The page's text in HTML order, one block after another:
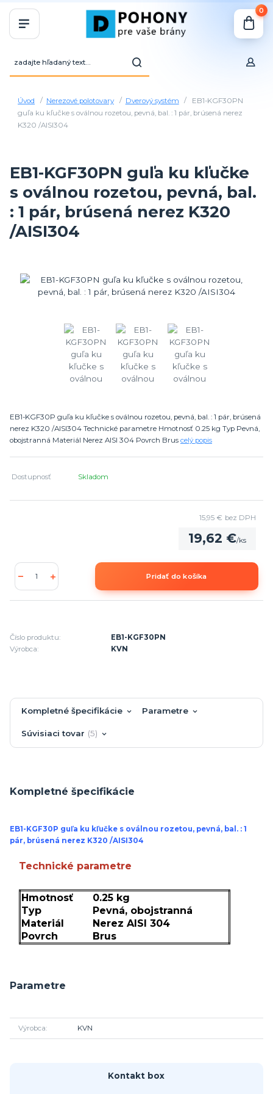
0
Úvod Nerezové polotovary Dverový systém
EB1-KGF30PN
guľa ku kľučke s oválnou rozetou, pevná, bal. : 1 pár, brúsená nerez
K320 /AISI304
EB1-KGF30PN guľa ku kľučke
s oválnou rozetou, pevná, bal.
: 1 pár, brúsená nerez K320
/AISI304
EB1-KGF30P guľa ku kľučke s oválnou rozetou, pevná, bal. : 1 pár, brúsená
nerez K320 /AISI304 Technické parametre Hmotnosť 0.25 kg Typ Pevná,
obojstranná Materiál Nerez AISI 304 Povrch Brus celý popis
Dostupnosť Skladom
19,62 €/ks
15,95 € bez DPH
Pridať do košíka
Číslo produktu:
EB1-KGF30PN
Výrobca:
KVN
Kompletné špecifikácie Parametre
Súvisiaci tovar 5
Kompletné špecifikácie
EB1-KGF30P guľa ku kľučke s oválnou rozetou, pevná, bal. : 1
pár, brúsená nerez K320 /AISI304
Technické parametre
Hmotnosť
0.25 kg
Typ
Pevná, obojstranná
Materiál
Nerez AISI 304
Povrch
Brus
Parametre
Výrobca KVN
Kontakt box